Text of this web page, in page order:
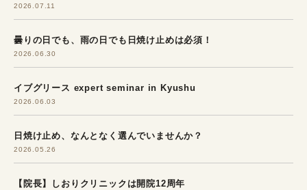
2026.07.11
曇りの日でも、雨の日でも日焼け止めは必須！
2026.06.30
イブグリース expert seminar in Kyushu
2026.06.03
日焼け止め、なんとなく選んでいませんか？
2026.05.26
【院長】しおりクリニックは開院12周年